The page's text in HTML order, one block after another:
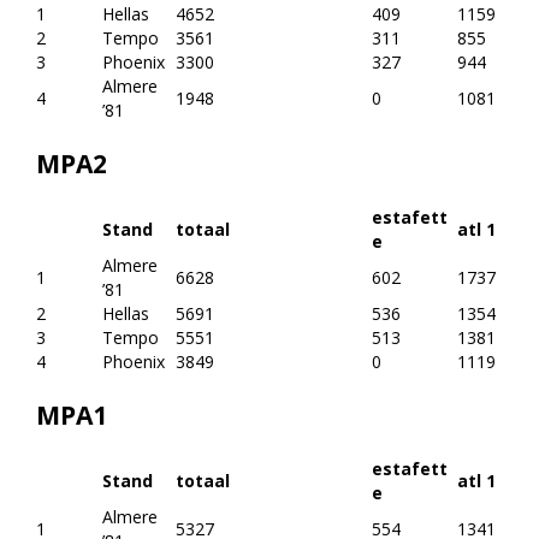
1
Hellas 4652 409
1159
2
Tempo 3561 311
855
3
Phoenix 3300 327
944
4
Almere
’81
1948 0 1081
MPA2
Stand totaal
estafett
e
atl 1
1
Almere
’81
6628 602
1737
2
Hellas 5691 536
1354
3
Tempo 5551 513
1381
4
Phoenix 3849 0 1119
MPA1
Stand totaal
estafett
e
atl 1
1
Almere
5327 554 1341